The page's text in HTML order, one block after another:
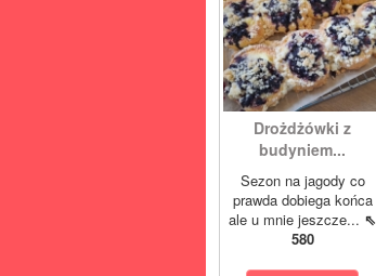
Drożdżówki z
budyniem...
Sezon na jagody co
prawda dobiega końca
ale u mnie jeszcze... ⇖
580